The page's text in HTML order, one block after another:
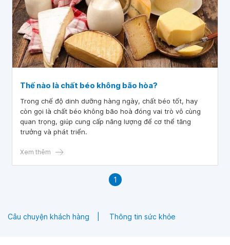
Thế nào là chất béo không bão hòa?
Trong chế độ dinh dưỡng hàng ngày, chất béo tốt, hay
còn gọi là chất béo không bão hoà đóng vai trò vô cùng
quan trọng, giúp cung cấp năng lượng để cơ thể tăng
trưởng và phát triển.
Xem thêm
1
Câu chuyện khách hàng Thông tin sức khỏe